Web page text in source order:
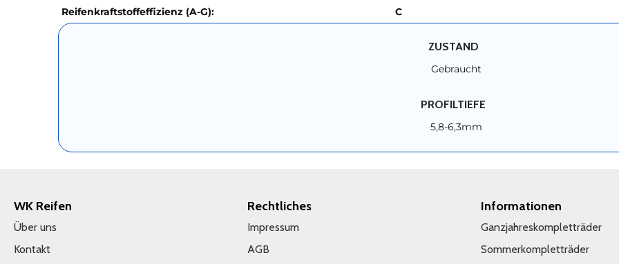
Reifenkraftstoffeffizienz (A-G):
C
ZUSTAND
Gebraucht
PROFILTIEFE
5,8-6,3mm
WK Reifen
Über uns
Kontakt
Rechtliches
Impressum
AGB
Informationen
Ganzjahreskompletträder
Sommerkompletträder